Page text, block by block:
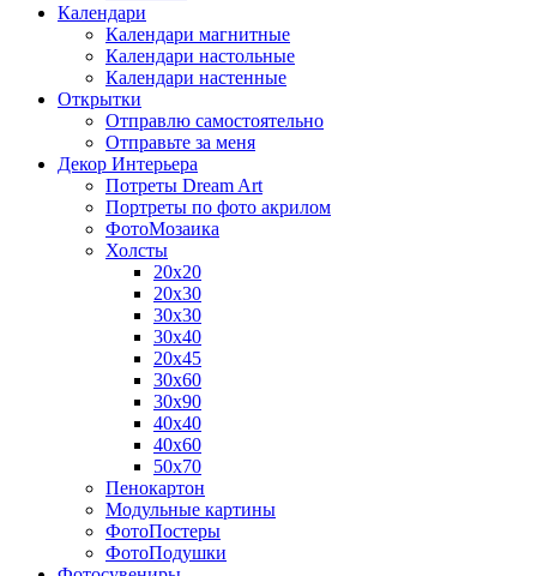
Календари
Календари магнитные
Календари настольные
Календари настенные
Открытки
Отправлю самостоятельно
Отправьте за меня
Декор Интерьера
Потреты Dream Art
Портреты по фото акрилом
ФотоМозаика
Холсты
20х20
20х30
30х30
30х40
20х45
30х60
30х90
40х40
40х60
50х70
Пенокартон
Модульные картины
ФотоПостеры
ФотоПодушки